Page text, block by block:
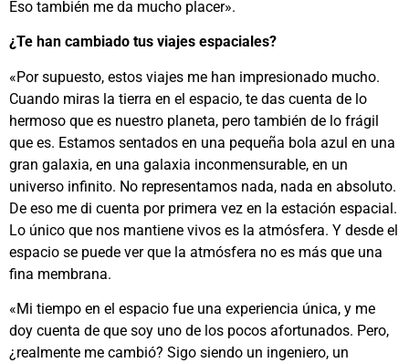
Eso también me da mucho placer».
¿Te han cambiado tus viajes espaciales?
«Por supuesto, estos viajes me han impresionado mucho.
Cuando miras la tierra en el espacio, te das cuenta de lo
hermoso que es nuestro planeta, pero también de lo frágil
que es. Estamos sentados en una pequeña bola azul en una
gran galaxia, en una galaxia inconmensurable, en un
universo infinito. No representamos nada, nada en absoluto.
De eso me di cuenta por primera vez en la estación espacial.
Lo único que nos mantiene vivos es la atmósfera. Y desde el
espacio se puede ver que la atmósfera no es más que una
fina membrana.
«Mi tiempo en el espacio fue una experiencia única, y me
doy cuenta de que soy uno de los pocos afortunados. Pero,
¿realmente me cambió? Sigo siendo un ingeniero, un